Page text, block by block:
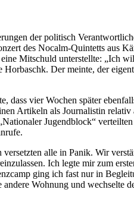
der politisch
des Nocalm-Quintetts aus
Mitschuld unterstellte: „Ich
Der meinte, der
dass vier Wochen später
Artikeln als Journalistin
Jugendblock“
alle in Panik. Wir
Ich legte mir zum
ging ich fast nur in
Wohnung und wechselte